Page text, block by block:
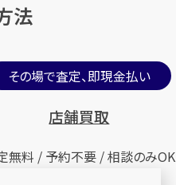
法
その場で査定、即現金払い
店舗買取
無料 / 予約不要 / 相談のみOK